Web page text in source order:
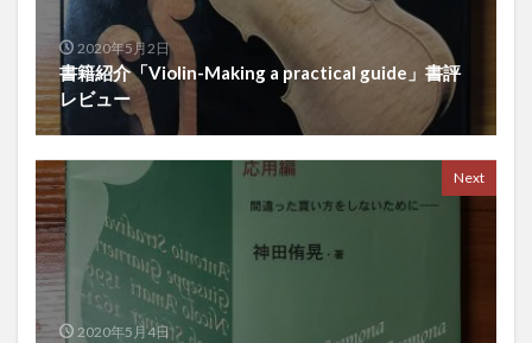
2020年5月2日
書籍紹介「Violin-Making a practical guide」書評
レビュー
Next
2020年5月4日